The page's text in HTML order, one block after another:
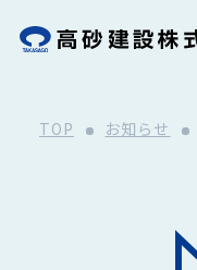
TOP お知らせ